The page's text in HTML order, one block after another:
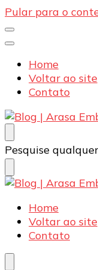
Pular para o
Home
Voltar ao site
Contato
Blog | Arasa
Confira
Procurando
algo?
Pesquise
Blog | Arasa
Confira
Home
Voltar ao site
Contato